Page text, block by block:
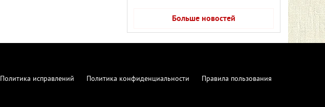
Больше новостей
Политика исправлений Политика конфиденциальности
Правила пользования